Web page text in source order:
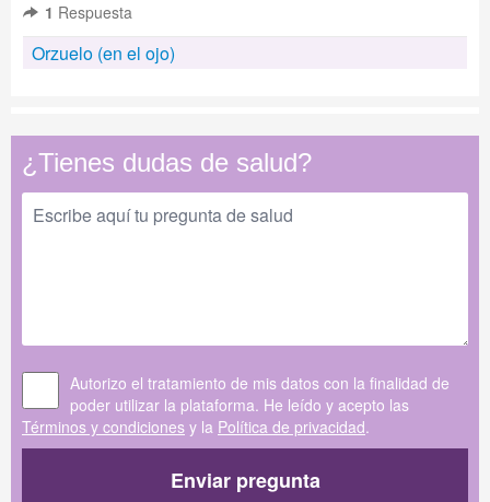
1 Respuesta
Orzuelo (en el ojo)
¿Tienes dudas de salud?
Autorizo el tratamiento de mis datos con la finalidad de
poder utilizar la plataforma. He leído y acepto las
Términos y condiciones y la Política de privacidad.
Enviar pregunta